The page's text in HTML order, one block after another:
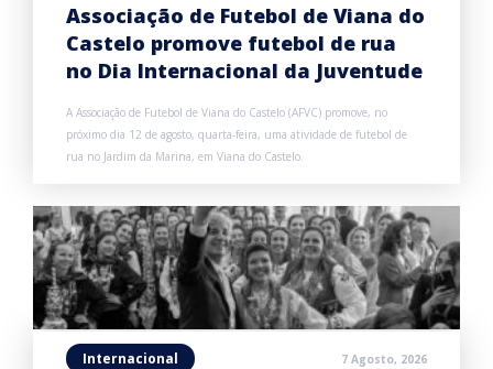
Associação de Futebol de Viana do
Castelo promove futebol de rua
no Dia Internacional da Juventude
A Associação de Futebol de Viana do Castelo (AFVC) promove, no
próximo dia 12 de agosto, quarta-feira, uma atividade de futebol de
rua no Jardim da Marina, em Viana do Castelo.
Internacional 7 Agosto, 2026